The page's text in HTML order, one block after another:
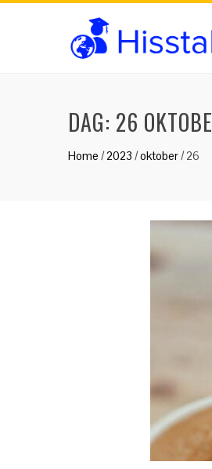
DAG: 26
Home /2023 /oktober/26